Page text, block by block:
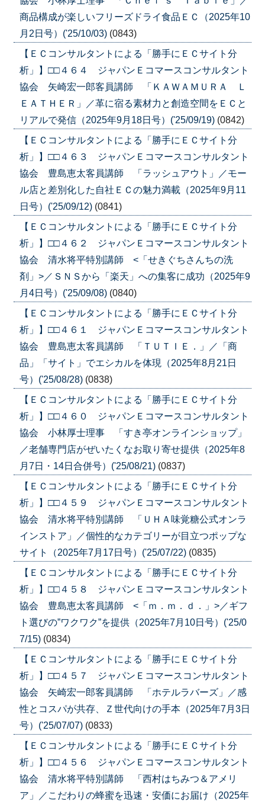
商品構成が楽しいフリーズドライ食品ＥＣ（2025年10
月2日号）('25/10/03) (0843)
【ＥＣコンサルタントによる「勝手にＥＣサイト分
析」】□□４６４ ジャパンＥコマースコンサルタント
協会 矢崎宏一郎客員講師 「ＫＡＷＡＭＵＲＡ Ｌ
ＥＡＴＨＥＲ」／革に宿る素材力と創造空間をＥＣと
リアルで発信（2025年9月18日号）('25/09/19) (0842)
【ＥＣコンサルタントによる「勝手にＥＣサイト分
析」】□□４６３ ジャパンＥコマースコンサルタント
協会 豊島恵太客員講師 「ラッシュアウト」／モー
ル店と差別化した自社ＥＣの魅力満載（2025年9月11
日号）('25/09/12) (0841)
【ＥＣコンサルタントによる「勝手にＥＣサイト分
析」】□□４６２ ジャパンＥコマースコンサルタント
協会 清水将平特別講師 <「せきぐちさんちの洗
剤」>／ＳＮＳから「楽天」への集客に成功（2025年9
月4日号）('25/09/08) (0840)
【ＥＣコンサルタントによる「勝手にＥＣサイト分
析」】□□４６１ ジャパンＥコマースコンサルタント
協会 豊島恵太客員講師 「ＴＵＴＩＥ．」／「商
品」「サイト」でエシカルを体現（2025年8月21日
号）('25/08/28) (0838)
【ＥＣコンサルタントによる「勝手にＥＣサイト分
析」】□□４６０ ジャパンＥコマースコンサルタント
協会 小林厚士理事 「すき亭オンラインショップ」
／老舗専門店がぜいたくなお取り寄せ提供（2025年8
月7日・14日合併号）('25/08/21) (0837)
【ＥＣコンサルタントによる「勝手にＥＣサイト分
析」】□□４５９ ジャパンＥコマースコンサルタント
協会 清水将平特別講師 「ＵＨＡ味覚糖公式オンラ
インストア」／個性的なカテゴリーが目立つポップな
サイト（2025年7月17日号）('25/07/22) (0835)
【ＥＣコンサルタントによる「勝手にＥＣサイト分
析」】□□４５８ ジャパンＥコマースコンサルタント
協会 豊島恵太客員講師 <「ｍ．ｍ．ｄ．」>／ギフ
ト選びの”ワクワク”を提供（2025年7月10日号）('25/0
7/15) (0834)
【ＥＣコンサルタントによる「勝手にＥＣサイト分
析」】□□４５７ ジャパンＥコマースコンサルタント
協会 矢崎宏一郎客員講師 「ホテルラバーズ」／感
性とコスパが共存、Ｚ世代向けの手本（2025年7月3日
号）('25/07/07) (0833)
【ＥＣコンサルタントによる「勝手にＥＣサイト分
析」】□□４５６ ジャパンＥコマースコンサルタント
協会 清水将平特別講師 「西村はちみつ＆アメリ
ア」／こだわりの蜂蜜を迅速・安価にお届け（2025年